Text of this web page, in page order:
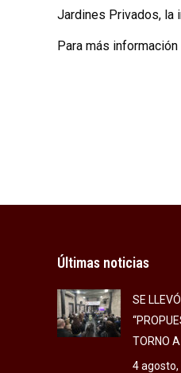
Jardines Privados, la
Para más
Últimas noticias
SE
TORNO
4 agosto,